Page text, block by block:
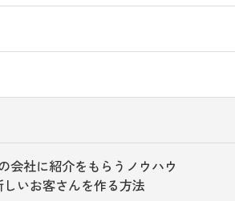
会社に紹介をもらうノウハウ
いお客さんを作る方法